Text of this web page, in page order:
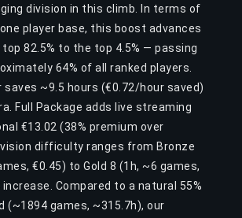
division in this climb. In terms of
player base, this boost advances
82.5% to the top 4.5% — passing
64% of all ranked players.
saves ~9.5 hours (€0.72/hour saved)
Full Package adds live streaming
€13.02 (38% premium over
difficulty ranges from Bronze
€0.45) to Gold 8 (1h, ~6 games,
increase. Compared to a natural 55%
(~1894 games, ~315.7h), our